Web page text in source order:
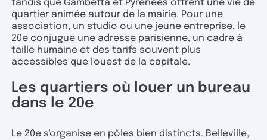
tandis que Gambetta et Pyrénées offrent une vie de
quartier animée autour de la mairie. Pour une
association, un studio ou une jeune entreprise, le
20e conjugue une adresse parisienne, un cadre à
taille humaine et des tarifs souvent plus
accessibles que l'ouest de la capitale.
Les quartiers où louer un bureau
dans le 20e
Le 20e s'organise en pôles bien distincts. Belleville,